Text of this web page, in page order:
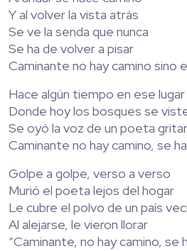
Y al volver la vista atrás
Se ve la senda que nunca
Se ha de volver a pisar
Caminante no hay camino sino
Hace algún tiempo en ese lugar
Donde hoy los bosques se
Se oyó la voz de un poeta gritar
Caminante no hay camino, se
Golpe a golpe, verso a verso
Murió el poeta lejos del hogar
Le cubre el polvo de un país
Al alejarse, le vieron llorar
“Caminante, no hay camino, se